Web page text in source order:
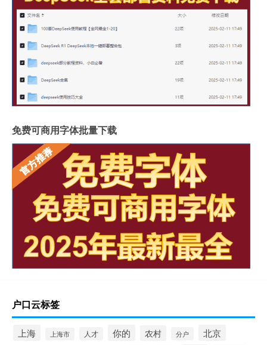
免费可商用字体批量下载
户口云标签
上海 上海市 人才 你的 农村 分户 北京